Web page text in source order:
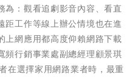
為：觀看追劇影音內容、看直
距工作等線上辦公情境也在進
上網應用都高度仰賴網路下載
頻行銷事業處副總經理顧景琪
在選擇家用網路業者時，最重